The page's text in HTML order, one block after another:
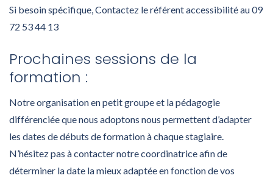
Si besoin spécifique, Contactez le référent accessibilité au 09
72 53 44 13
Prochaines sessions de la
formation :
Notre organisation en petit groupe et la pédagogie
différenciée que nous adoptons nous permettent d’adapter
les dates de débuts de formation à chaque stagiaire.
N’hésitez pas à contacter notre coordinatrice afin de
déterminer la date la mieux adaptée en fonction de vos